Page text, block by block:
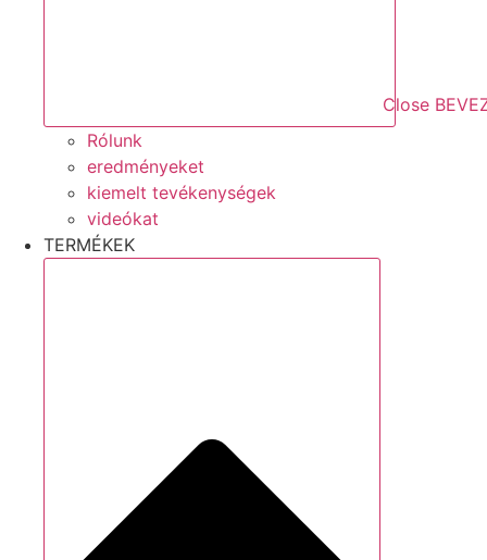
Close
Rólunk
eredményeket
kiemelt tevékenységek
videókat
TERMÉKEK